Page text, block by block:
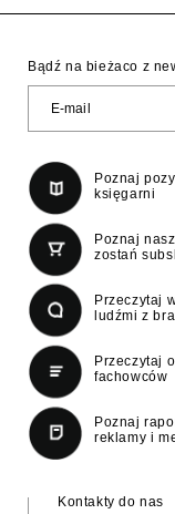
Bądź na bieżaco z
Poznaj
księgarni
Poznaj
zostań
Przeczytaj
ludźmi z
Przeczytaj
fachowców
Poznaj
reklamy i
Kontakty do nas